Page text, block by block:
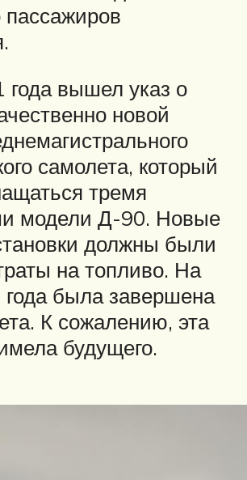
пассажиров
года вышел указ о
новой
самолета, который
тремя
модели Д-90. Новые
должны были
на топливо. На
года была завершена
К сожалению, эта
будущего.